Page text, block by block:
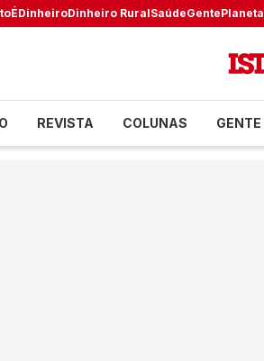
DinheiroDinheiro RuralSaúdeGentePlaneta
REVISTA COLUNAS GENTE